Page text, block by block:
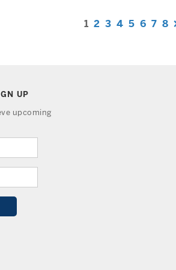
1 2 3 4 5 6 7 8
UP
upcoming